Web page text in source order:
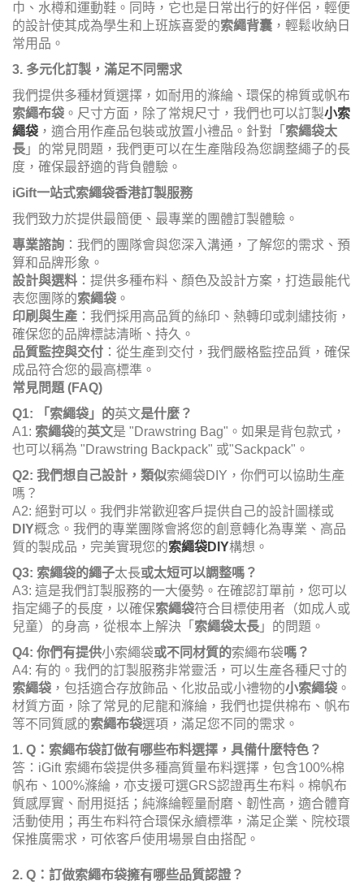
巾、水樽和運動鞋。同時，它也是日常出行的好伴侶，輕便
的設計使其成為學生和上班族喜愛的索繩背囊 ，輕鬆收納日
常用品。
3. 多元化訂製，滿足不同需求
我們提供多種材質選擇，如耐用的滌綸、環保的棉質或帆布
索繩布袋 。尺寸方面，除了常規尺寸，我們也可以訂製小索
繩袋 ，適合用作產品包裝或放置小禮品。針對「 索繩袋太
長 」的常見問題，我們更可以在生產階段為您調整繩子的長
度，確保最舒適的背負體驗。
iGift一站式索繩袋香港訂製服務
我們致力於提供最簡便、最專業的團體訂製體驗。
專業諮詢 ：我們的團隊會與您深入溝通，了解您的需求、預
算和品牌形象。
設計與選料 ：提供多種布料、顏色及設計方案，打造最能代
表您團隊的索繩袋 。
印刷與生產 ：我們採用高品質的絲印、熱轉印或刺繡技術，
確保您的品牌標誌清晰、持久。
品質監控與交付 ：從生產到交付，我們嚴格監控品質，確保
成品符合您的最高標準。
常見問題 (FAQ)
Q1: 「索繩袋」的英文是什麼？
A1: 索繩袋的英文是 "Drawstring Bag"。如果是背包款式，
也可以稱為 "Drawstring Backpack" 或"Sackpack"。
Q2: 我們想自己設計，類似索繩袋DIY，你們可以協助生產
嗎？
A2: 絕對可以。我們非常歡迎客戶提供自己的設計圖樣或
DIY概念。我們的專業團隊會將您的創意轉化為專業、高品
質的製成品，完美實現您的索繩袋DIY構想。
Q3: 索繩袋的繩子太長或太短可以調整嗎？
A3: 這是我們訂製服務的一大優勢。在確認訂單前，您可以
指定繩子的長度，以確保索繩袋符合目標使用者（如成人或
兒童）的身高，從根本上解決「 索繩袋太長 」的問題。
Q4: 你們有提供小索繩袋或不同材質的索繩布袋嗎？
A4: 有的。我們的訂製服務非常靈活，可以生產各種尺寸的
索繩袋 ，包括適合存放飾品、化妝品或小禮物的小索繩袋 。
材質方面，除了常見的尼龍和滌綸，我們也提供棉布、帆布
等不同質感的索繩布袋選項，滿足您不同的需求。
1. Q：索繩布袋訂做有哪些布料選擇，具備什麼特色？
答：iGift 索繩布袋提供多種高質量布料選擇，包含100%棉
帆布、100%滌綸，亦支援可選GRS認證再生布料。棉帆布
質感厚實、耐用挺括；純滌綸輕量耐磨、韌性高，適合體育
活動使用；再生布料符合環保永續標準，滿足企業、院校環
保推廣需求，可依客戶使用場景自由搭配。
2. Q：訂做索繩布袋擁有哪些品質認證？